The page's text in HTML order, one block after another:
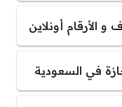
الأرقام أونلاين
في السعودية